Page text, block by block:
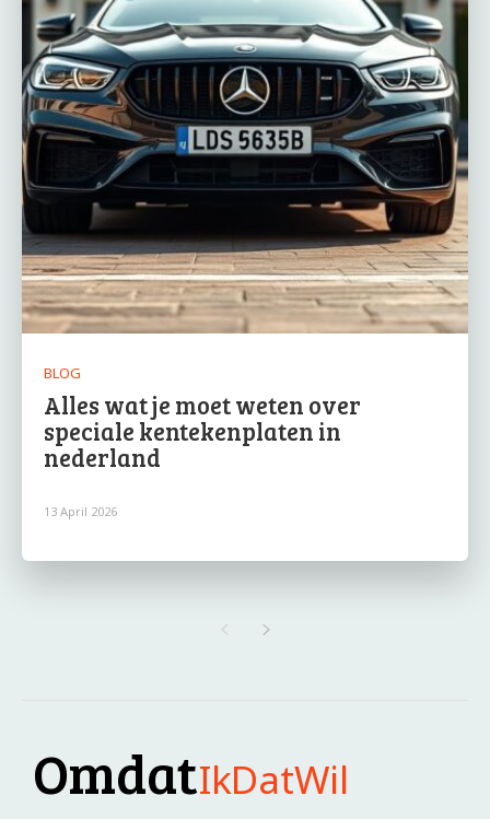
BLOG
Alles wat je moet weten over
speciale kentekenplaten in
nederland
13 April 2026
OmdatIkDatWil